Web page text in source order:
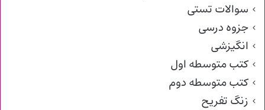
سوالات تستی
جزوه درسی
انگیزشی
کتب متوسطه اول
کتب متوسطه دوم
زنگ تفریح